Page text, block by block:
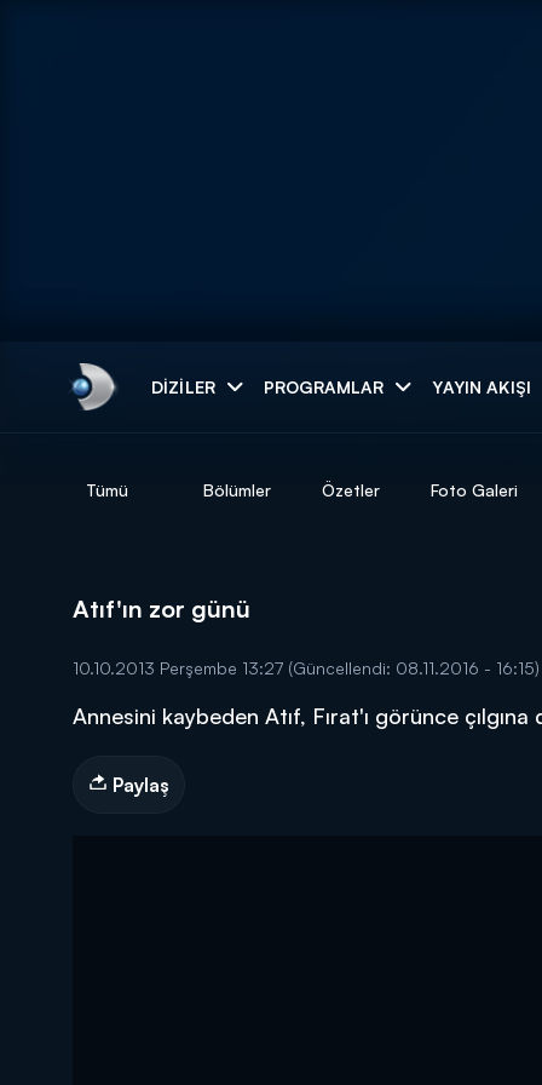
DIZILER PROGRAMLAR YAYIN AKIŞI
ARAMA
DİĞER SONUÇLAR
Tümü Bölümler Özetler Foto Galeri
Atıf'ın zor günü
10.10.2013 Perşembe 13:27 (Güncellendi: 08.11.2016 - 16:15)
Annesini kaybeden Atıf, Fırat'ı görünce çılgına
Paylaş